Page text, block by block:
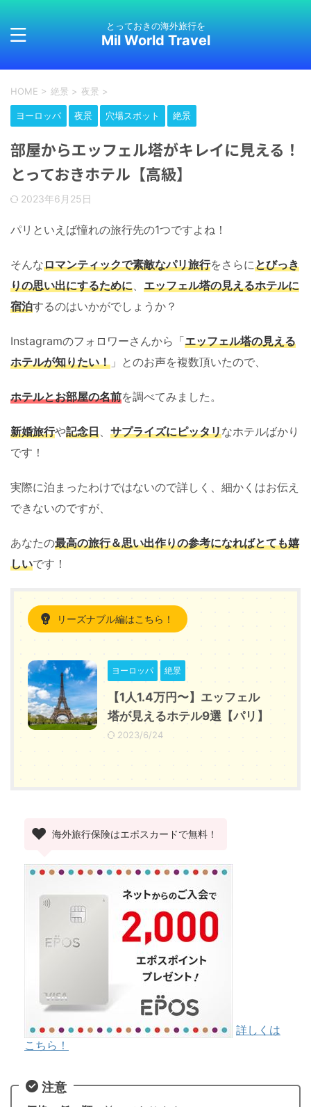
とっておきの海外旅行を
Mil World Travel
HOME > 絶景 > 夜景 >
ヨーロッパ 夜景 穴場スポット 絶景
部屋からエッフェル塔がキレイに見える！
とっておきホテル【高級】
2023年6月25日
パリといえば憧れの旅行先の1つですよね！
そんなロマンティックで素敵なパリ旅行をさらにとびっき
りの思い出にするために、 エッフェル塔の見えるホテルに
宿泊するのはいかがでしょうか？
Instagramのフォロワーさんから「エッフェル塔の見える
ホテルが知りたい！ 」とのお声を複数頂いたので、
ホテルとお部屋の名前を調べてみました。
新婚旅行や記念日、 サプライズにピッタリなホテルばかり
です！
実際に泊まったわけではないので詳しく、細かくはお伝え
できないのですが、
あなたの最高の旅行＆思い出作りの参考になればとても嬉
しいです！
リーズナブル編はこちら！
ヨーロッパ 絶景
【1人1.4万円〜】エッフェル
塔が見えるホテル9選【パリ】
2023/6/24
海外旅行保険はエポスカードで無料！
詳しくは
こちら！
注意